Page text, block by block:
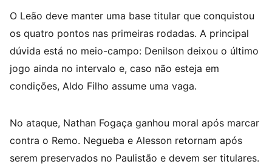
O Leão deve manter uma base titular que conquistou
os quatro pontos nas primeiras rodadas. A principal
dúvida está no meio-campo: Denilson deixou o último
jogo ainda no intervalo e, caso não esteja em
condições, Aldo Filho assume uma vaga.
No ataque, Nathan Fogaça ganhou moral após marcar
contra o Remo. Negueba e Alesson retornam após
serem preservados no Paulistão e devem ser titulares.